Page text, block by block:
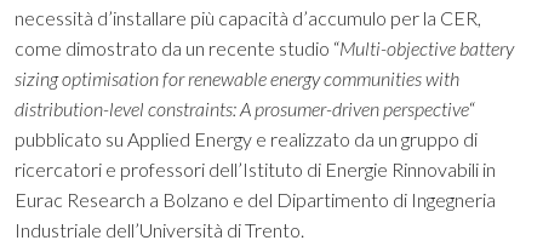
necessità d’installare più capacità d’accumulo per la CER,
come dimostrato da un recente studio “Multi-objective battery
sizing optimisation for renewable energy communities with
distribution-level constraints: A prosumer-driven perspective“
pubblicato su Applied Energy e realizzato da un gruppo di
ricercatori e professori dell’Istituto di Energie Rinnovabili in
Eurac Research a Bolzano e del Dipartimento di Ingegneria
Industriale dell’Università di Trento.